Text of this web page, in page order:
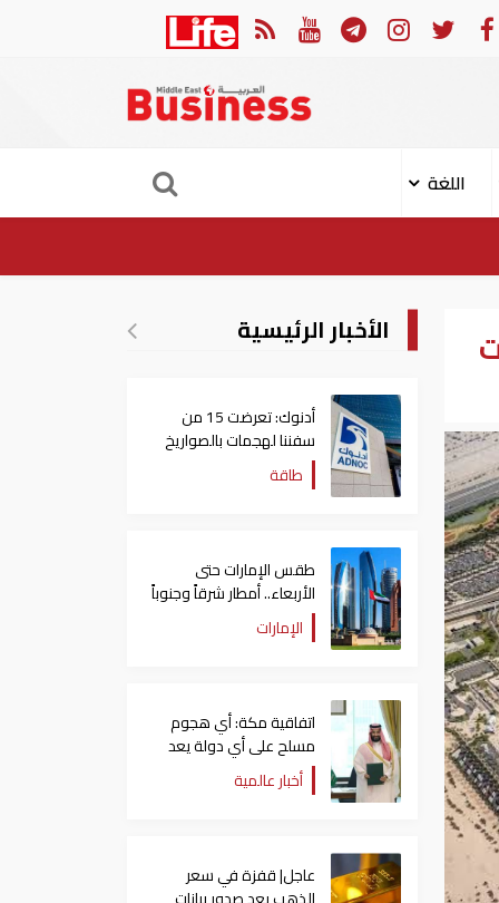
والجامعة العربية يدينون الهجوم الحوثي على نجران بالسعودية
اللغة
الأخبار الرئيسية
أدنوك: تعرضت 15 من
سفننا لهجمات بالصواريخ
والطائرات المسيّرة منذ
بداية النزاع
طاقة
طقس الإمارات حتى
الأربعاء.. أمطار شرقاً وجنوباً
وانخفاض تدريجي للحرارة
الإمارات
اتفاقية مكة: أي هجوم
مسلح على أي دولة يعد
هجوما على الدول الثلاث
جميعا
أخبار عالمية
عاجل| قفزة في سعر